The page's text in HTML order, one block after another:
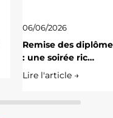
06/06/2026
Remise des
: une soirée ric…
Lire l'article →